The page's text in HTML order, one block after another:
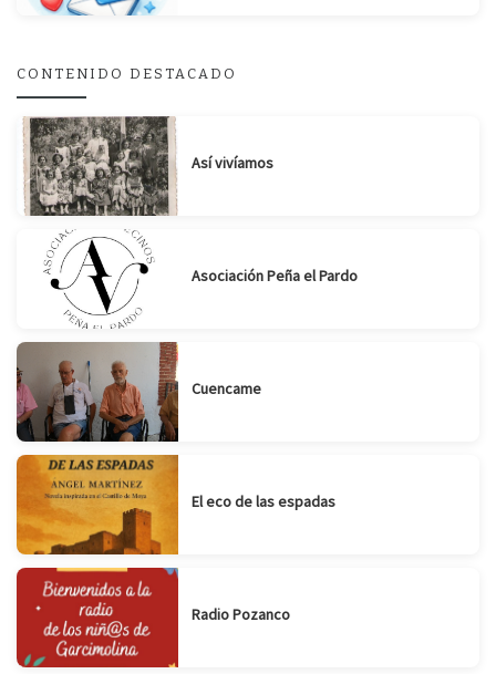
CONTENIDO DESTACADO
Así vivíamos
Asociación Peña el Pardo
Cuencame
El eco de las espadas
Radio Pozanco